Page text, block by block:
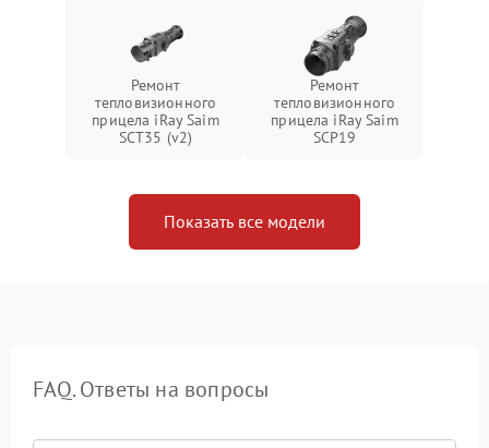
Ремонт
тепловизионного
прицела iRay Saim
SCT35 (v2)
Ремонт
тепловизионного
прицела iRay Saim
SCP19
Показать все модели
FAQ. Ответы на вопросы